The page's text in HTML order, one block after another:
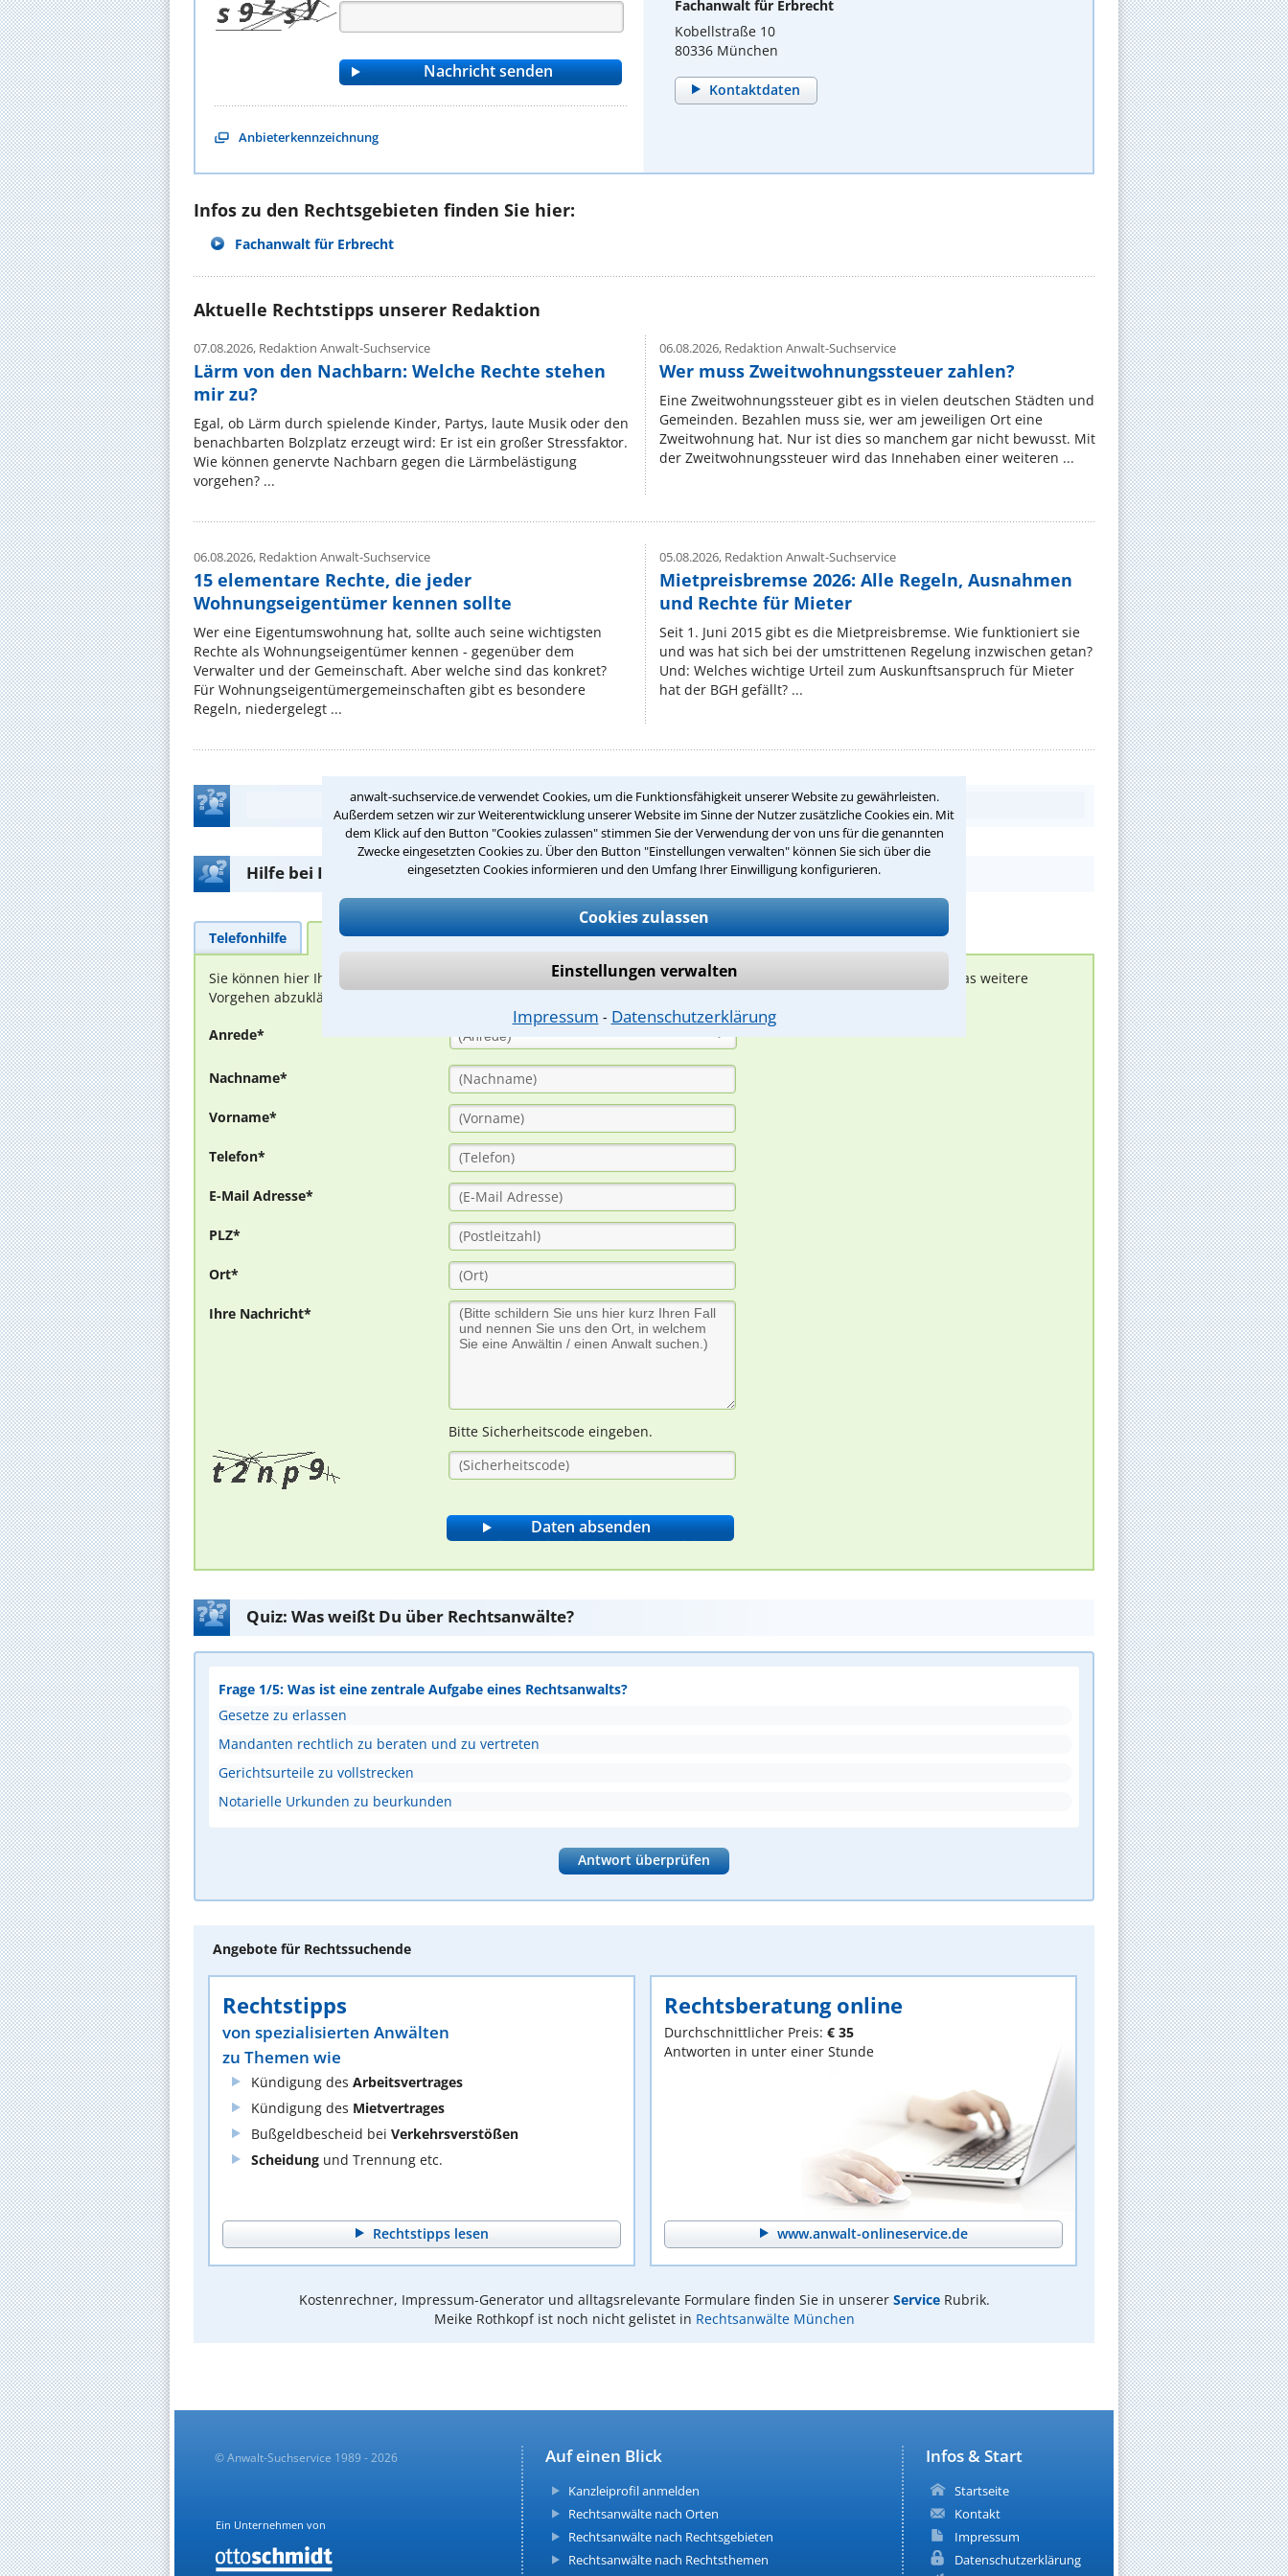
anwalt-suchservice.de verwendet Cookies, um die Funktionsfähigkeit unserer Website zu gewährleisten.
Außerdem setzen wir zur Weiterentwicklung unserer Website im Sinne der Nutzer zusätzliche Cookies ein. Mit
dem Klick auf den Button "Cookies zulassen" stimmen Sie der Verwendung der von uns für die genannten
Zwecke eingesetzten Cookies zu. Über den Button "Einstellungen verwalten" können Sie sich über die
eingesetzten Cookies informieren und den Umfang Ihrer Einwilligung konfigurieren.
Cookies zulassen
Einstellungen verwalten
Impressum ⁃ Datenschutzerklärung
Anbieterkennzeichnung
Fachanwalt für Erbrecht
Kobellstraße 10
80336 München
Kontaktdaten
Infos zu den Rechtsgebieten finden Sie hier:
Fachanwalt für Erbrecht
Aktuelle Rechtstipps unserer Redaktion
07.08.2026, Redaktion Anwalt-Suchservice
Lärm von den Nachbarn: Welche Rechte stehen
mir zu?
Egal, ob Lärm durch spielende Kinder, Partys, laute Musik oder den
benachbarten Bolzplatz erzeugt wird: Er ist ein großer Stressfaktor.
Wie können genervte Nachbarn gegen die Lärmbelästigung
vorgehen? ...
06.08.2026,Redaktion Anwalt-Suchservice
Wer muss Zweitwohnungssteuer zahlen?
Eine Zweitwohnungssteuer gibt es in vielen deutschen Städten und
Gemeinden. Bezahlen muss sie, wer am jeweiligen Ort eine
Zweitwohnung hat. Nur ist dies so manchem gar nicht bewusst. Mit
der Zweitwohnungssteuer wird das Innehaben einer weiteren ...
06.08.2026, Redaktion Anwalt-Suchservice
15 elementare Rechte, die jeder
Wohnungseigentümer kennen sollte
Wer eine Eigentumswohnung hat, sollte auch seine wichtigsten
Rechte als Wohnungseigentümer kennen - gegenüber dem
Verwalter und der Gemeinschaft. Aber welche sind das konkret?
Für Wohnungseigentümergemeinschaften gibt es besondere
Regeln, niedergelegt ...
05.08.2026,Redaktion Anwalt-Suchservice
Mietpreisbremse 2026: Alle Regeln, Ausnahmen
und Rechte für Mieter
Seit 1. Juni 2015 gibt es die Mietpreisbremse. Wie funktioniert sie
und was hat sich bei der umstrittenen Regelung inzwischen getan?
Und: Welches wichtige Urteil zum Auskunftsanspruch für Mieter
hat der BGH gefällt? ...
Teste Dein Rechtswissen
Hilfe bei Ihrer Anwaltsuche?
Telefonhilfe Beratungsanfrage
Sie können hier Ihren Fall schildern. Anschließend werden sich spezialisierte Rechtsanwälte bei Ihnen melden, um das weitere
Vorgehen abzuklären. Die Rückmeldung durch einen Anwalt ist für Sie kostenlos.
Anrede* (Anrede)
Nachname*
Vorname*
Telefon*
E-Mail Adresse*
PLZ*
Ort*
Ihre Nachricht*
Bitte Sicherheitscode eingeben.
Quiz: Was weißt Du über Rechtsanwälte?
Frage 1/5: Was ist eine zentrale Aufgabe eines Rechtsanwalts?
Gesetze zu erlassen
Mandanten rechtlich zu beraten und zu vertreten
Gerichtsurteile zu vollstrecken
Notarielle Urkunden zu beurkunden
Antwort überprüfen
Angebote für Rechtssuchende
Rechtstipps
von spezialisierten Anwälten
zu Themen wie
Kündigung des Arbeitsvertrages
Kündigung des Mietvertrages
Bußgeldbescheid bei Verkehrsverstößen
Scheidung und Trennung etc.
Rechtstipps lesen
Rechtsberatung online
Durchschnittlicher Preis: € 35
Antworten in unter einer Stunde
www.anwalt-onlineservice.de
Kostenrechner, Impressum-Generator und alltagsrelevante Formulare finden Sie in unserer ServiceRubrik.
Meike Rothkopf ist noch nicht gelistet in Rechtsanwälte München
Infos & Start
Startseite
Kontakt
Impressum
Datenschutzerklärung
Auf einen Blick
Kanzleiprofil anmelden
Rechtsanwälte nach Orten
Rechtsanwälte nach Rechtsgebieten
Rechtsanwälte nach Rechtsthemen
© Anwalt-Suchservice 1989 - 2026
Ein Unternehmen von